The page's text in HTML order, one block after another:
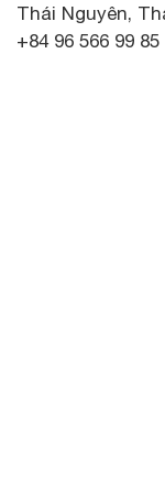
Thái Nguyên,
+84 96 566 99 85